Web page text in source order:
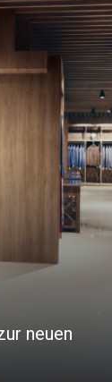
neuen